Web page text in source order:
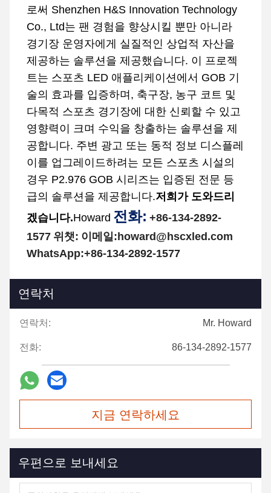
로써 Shenzhen H&S Innovation Technology
Co., Ltd는 팬 경험을 향상시킬 뿐만 아니라
경기장 운영자에게 실질적인 상업적 자산을
제공하는 솔루션을 제공했습니다. 이 프로젝
트는 스포츠 LED 애플리케이션에서 GOB 기
술의 효과를 입증하며, 축구장, 농구 코트 및
다목적 스포츠 경기장에 대한 신뢰할 수 있고
영향력이 크며 수익을 창출하는 솔루션을 제
공합니다. 주변 광고 또는 동적 정보 디스플레
이를 업그레이드하려는 모든 스포츠 시설의
경우 P2.976 GOB 시리즈는 입증된 전문 등
급의 솔루션을 제공합니다.저희가 도와드리
겠습니다.Howard 전화: +86-134-2892-
1577 위챗: 이메일: howard@hscxled.com
WhatsApp:+86-134-2892-1577
연락처
연락처: Mr. Howard
전화: 86-134-2892-1577
지금 연락하세요
우편으로 보내세요